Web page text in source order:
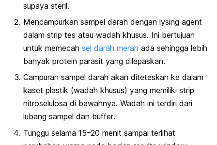
supaya steril.
Mencampurkan sampel darah dengan lysing agent
dalam strip tes atau wadah khusus. Ini bertujuan
untuk memecah sel darah merah ada sehingga lebih
banyak protein parasit yang dilepaskan.
Campuran sampel darah akan diteteskan ke dalam
kaset plastik (wadah khusus) yang memiliki strip
nitroselulosa di bawahnya. Wadah ini terdiri dari
lubang sampel dan buffer.
Tunggu selama 15–20 menit sampai terlihat